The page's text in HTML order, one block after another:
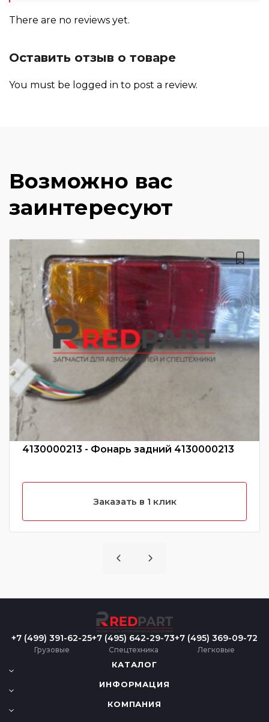
There are no reviews yet.
Оставить отзыв о товаре
You must be logged in to post a review.
Возможно вас
заинтересуют
4130000213 - Фонарь задний 4130000213
Заказать в 1 клик
+7 (499) 391-62-25
Грузовые
+7 (495) 642-29-73
Спецтехника
+7 (495) 369-09-72
Легковые
КАТАЛОГ
ИНФОРМАЦИЯ
КОМПАНИЯ